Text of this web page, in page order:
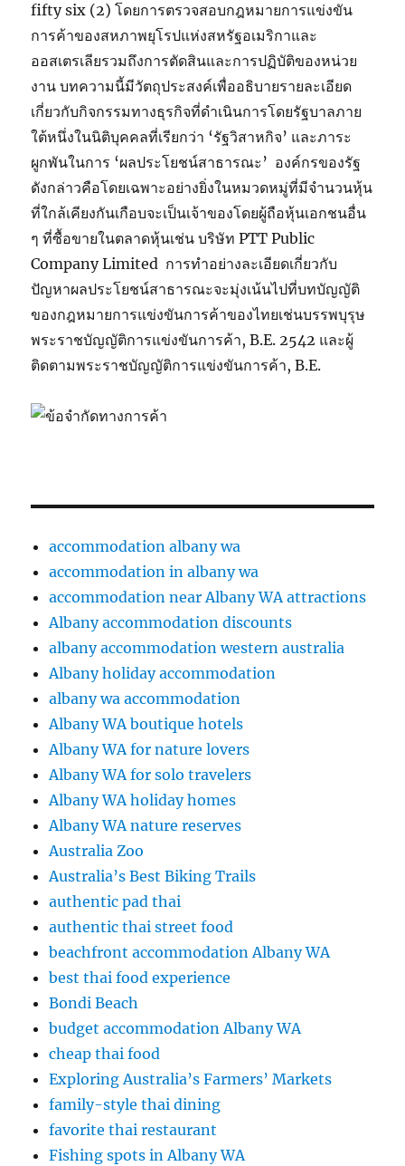
fifty six (2) โดยการตรวจสอบกฎหมายการแข่งขัน
การค้าของสหภาพยุโรปแห่งสหรัฐอเมริกาและ
ออสเตรเลียรวมถึงการตัดสินและการปฏิบัติของหน่วย
งาน บทความนี้มีวัตถุประสงค์เพื่ออธิบายรายละเอียด
เกี่ยวกับกิจกรรมทางธุรกิจที่ดำเนินการโดยรัฐบาลภาย
ใต้หนึ่งในนิติบุคคลที่เรียกว่า ‘รัฐวิสาหกิจ’ และภาระ
ผูกพันในการ ‘ผลประโยชน์สาธารณะ’ องค์กรของรัฐ
ดังกล่าวคือโดยเฉพาะอย่างยิ่งในหมวดหมู่ที่มีจำนวนหุ้น
ที่ใกล้เคียงกันเกือบจะเป็นเจ้าของโดยผู้ถือหุ้นเอกชนอื่น
ๆ ที่ซื้อขายในตลาดหุ้นเช่น บริษัท PTT Public
Company Limited การทำอย่างละเอียดเกี่ยวกับ
ปัญหาผลประโยชน์สาธารณะจะมุ่งเน้นไปที่บทบัญญัติ
ของกฎหมายการแข่งขันการค้าของไทยเช่นบรรพบุรุษ
พระราชบัญญัติการแข่งขันการค้า, B.E. 2542 และผู้
ติดตามพระราชบัญญัติการแข่งขันการค้า, B.E.
accommodation albany wa
accommodation in albany wa
accommodation near Albany WA attractions
Albany accommodation discounts
albany accommodation western australia
Albany holiday accommodation
albany wa accommodation
Albany WA boutique hotels
Albany WA for nature lovers
Albany WA for solo travelers
Albany WA holiday homes
Albany WA nature reserves
Australia Zoo
Australia’s Best Biking Trails
authentic pad thai
authentic thai street food
beachfront accommodation Albany WA
best thai food experience
Bondi Beach
budget accommodation Albany WA
cheap thai food
Exploring Australia’s Farmers’ Markets
family-style thai dining
favorite thai restaurant
Fishing spots in Albany WA